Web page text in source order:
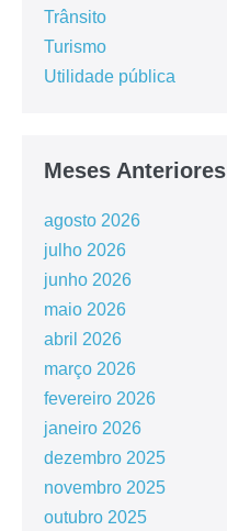
Trânsito
Turismo
Utilidade pública
Meses Anteriores
agosto 2026
julho 2026
junho 2026
maio 2026
abril 2026
março 2026
fevereiro 2026
janeiro 2026
dezembro 2025
novembro 2025
outubro 2025